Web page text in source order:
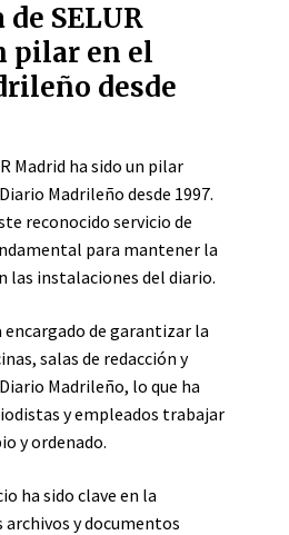
SELUR
pilar en el
desde
Madrid ha sido un pilar
Madrileño desde 1997.
reconocido servicio de
para mantener la
las instalaciones del diario.
encargado de garantizar la
salas de redacción y
Madrileño, lo que ha
y empleados trabajar
y ordenado.
ha sido clave en la
archivos y documentos